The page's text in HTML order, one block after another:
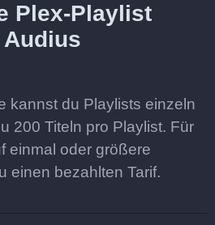
Plex-Playlist
kannst du Playlists einzeln
200 Titeln pro Playlist. Für
einmal oder größere
einen bezahlten Tarif.